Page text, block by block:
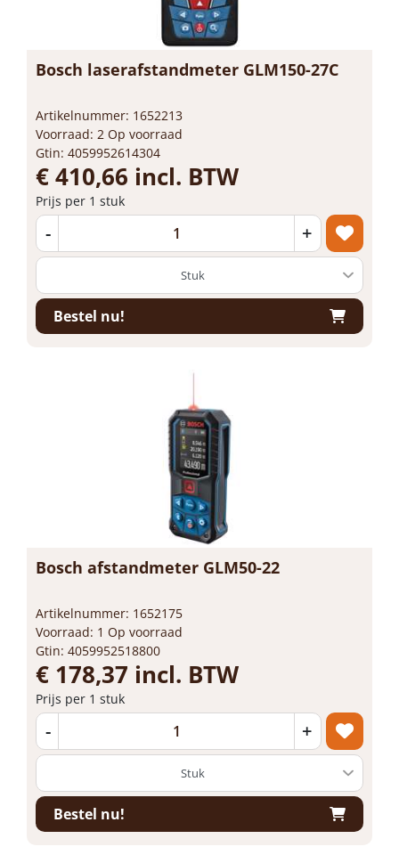
Bosch laserafstandmeter GLM150-27C
Artikelnummer: 1652213
Voorraad: 2 Op voorraad
Gtin: 4059952614304
€ 410,66 incl. BTW
Prijs per 1 stuk
- +
Bestel nu!
Bosch afstandmeter GLM50-22
Artikelnummer: 1652175
Voorraad: 1 Op voorraad
Gtin: 4059952518800
€ 178,37 incl. BTW
Prijs per 1 stuk
- +
Bestel nu!